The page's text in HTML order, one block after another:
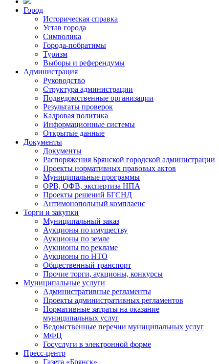
Город
Историческая справка
Устав города
Символика
Города-побратимы
Туризм
Выборы и референдумы
Администрация
Руководство
Структура администрации
Подведомственные организации
Результаты проверок
Кадровая политика
Информационные системы
Открытые данные
Документы
Документы
Распоряжения Брянской городской администрации
Проекты нормативных правовых актов
Муниципальные программы
ОРВ, ОФВ, экспертиза НПА
Проекты решений БГСНД
Антимонопольный комплаенс
Торги и закупки
Муниципальный заказ
Аукционы по имуществу
Аукционы по земле
Аукционы по рекламе
Аукционы по НТО
Общественный транспорт
Прочие торги, аукционы, конкурсы
Муниципальные услуги
Административные регламенты
Проекты административных регламентов
Нормативные затраты на оказание
муниципальных услуг
Ведомственные перечни муниципальных услуг
МФЦ
Госуслуги в электронной форме
Пресс-центр
Газета «Брянск»